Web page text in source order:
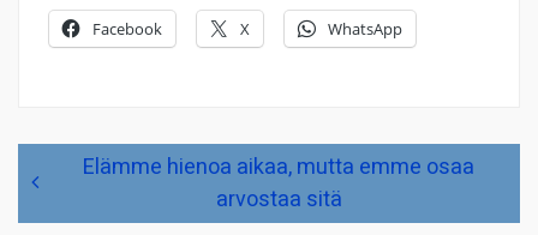
Facebook X WhatsApp
Artikkelien
selaus
Elämme hienoa aikaa, mutta emme osaa
arvostaa sitä